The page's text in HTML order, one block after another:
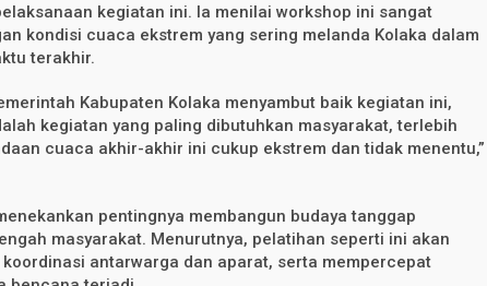
kegiatan ini. Ia menilai workshop ini sangat
kondisi cuaca ekstrem yang sering melanda Kolaka dalam
terakhir.
Kabupaten Kolaka menyambut baik kegiatan ini,
kegiatan yang paling dibutuhkan masyarakat, terlebih
cuaca akhir-akhir ini cukup ekstrem dan tidak menentu,”
pentingnya membangun budaya tanggap
masyarakat. Menurutnya, pelatihan seperti ini akan
antarwarga dan aparat, serta mempercepat